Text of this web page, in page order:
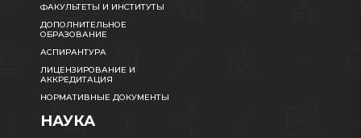
ФАКУЛЬТЕТЫ И ИНСТИТУТЫ
ДОПОЛНИТЕЛЬНОЕ
ОБРАЗОВАНИЕ
АСПИРАНТУРА
ЛИЦЕНЗИРОВАНИЕ И
АККРЕДИТАЦИЯ
НОРМАТИВНЫЕ ДОКУМЕНТЫ
НАУКА